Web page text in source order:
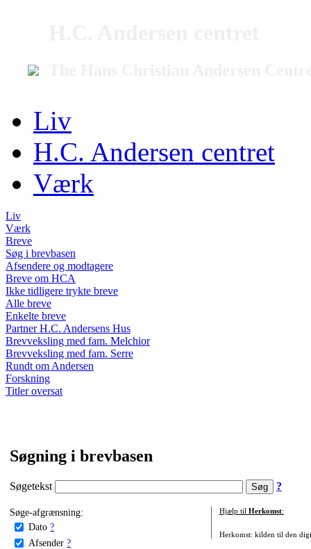
Liv
H.C. Andersen centret
Værk
Liv
Værk
Breve
Søg i brevbasen
Afsendere og modtagere
Breve om HCA
Ikke tidligere trykte breve
Alle breve
Enkelte breve
Partner H.C. Andersens Hus
Brevveksling med fam. Melchior
Brevveksling med fam. Serre
Rundt om Andersen
Forskning
Titler oversat
Søgning i brevbasen
Søgetekst ?
Søge-afgrænsning:
Dato ?
Afsender ?
Hjælp til Herkomst:
Herkomst: kilden til den